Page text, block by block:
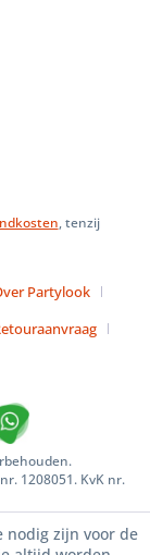
, tenzij
Partylook
1208051. KvK nr.
nodig zijn voor de